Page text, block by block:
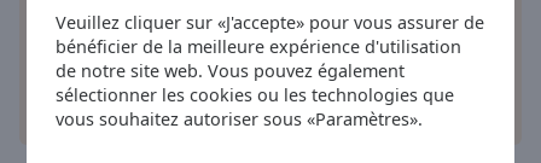
Veuillez cliquer sur «J'accepte» pour vous assurer de
bénéficier de la meilleure expérience d'utilisation
de notre site web. Vous pouvez également
sélectionner les cookies ou les technologies que
vous souhaitez autoriser sous «Paramètres».
Opacity
autres options